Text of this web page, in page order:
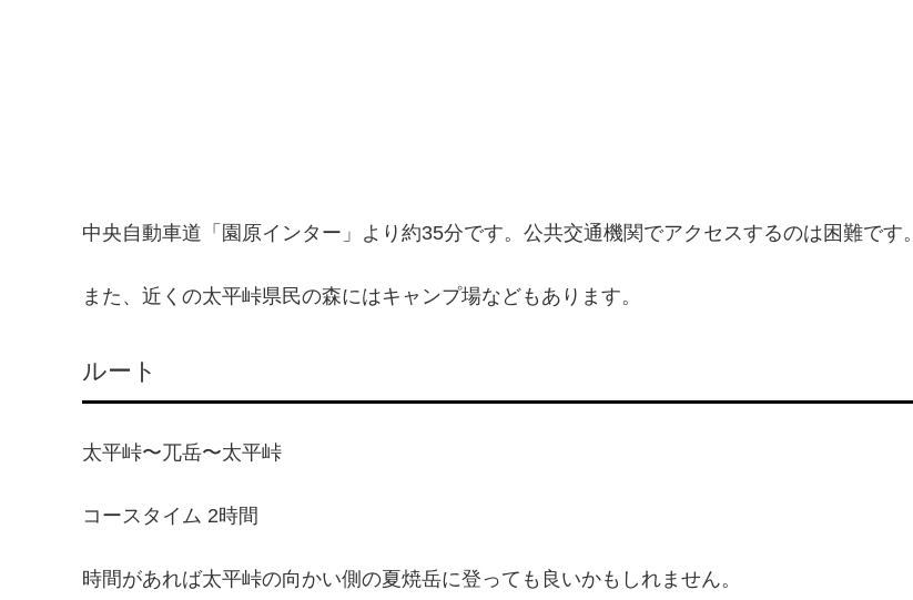
中央自動車道「園原インター」より約35分です。公共交通機関でアクセスするのは困難です。
また、近くの太平峠県民の森にはキャンプ場などもあります。
ルート
太平峠〜兀岳〜太平峠
コースタイム 2時間
時間があれば太平峠の向かい側の夏焼岳に登っても良いかもしれません。